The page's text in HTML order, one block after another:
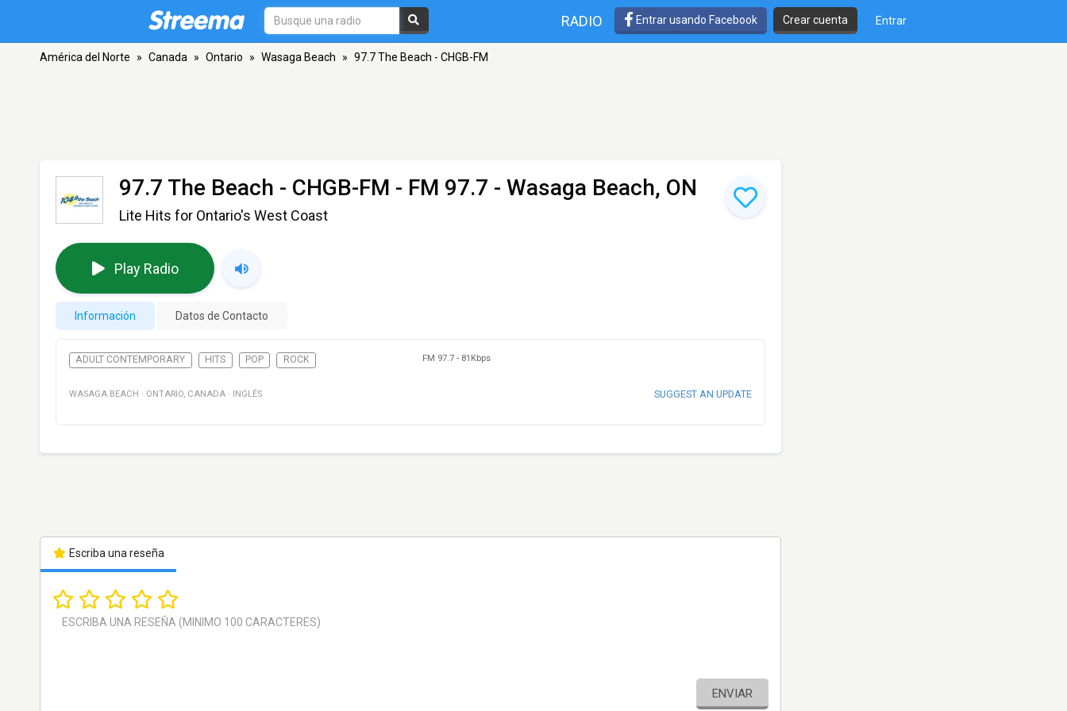
RADIO Entrar usando Facebook Crear cuenta Entrar
América del Norte » Canada » Ontario » Wasaga Beach » 97.7 The Beach - CHGB-FM
97.7 The Beach - CHGB-FM - FM 97.7 - Wasaga Beach, ON
Lite Hits for Ontario's West Coast
Play Radio
Información Datos de Contacto
ADULT CONTEMPORARY HITS POP ROCK FM 97.7 - 81Kbps
WASAGA BEACH · ONTARIO, CANADA · INGLÉS SUGGEST AN UPDATE
Escriba una reseña
ENVIAR